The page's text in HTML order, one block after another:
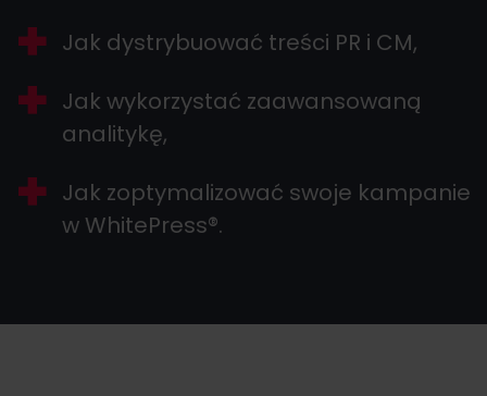
Jak dystrybuować treści PR i CM,
Jak wykorzystać zaawansowaną
analitykę,
Jak zoptymalizować swoje kampanie
w WhitePress®.